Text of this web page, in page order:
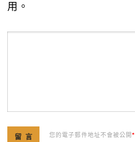
用。
您的電子郵件地址不會被公開*